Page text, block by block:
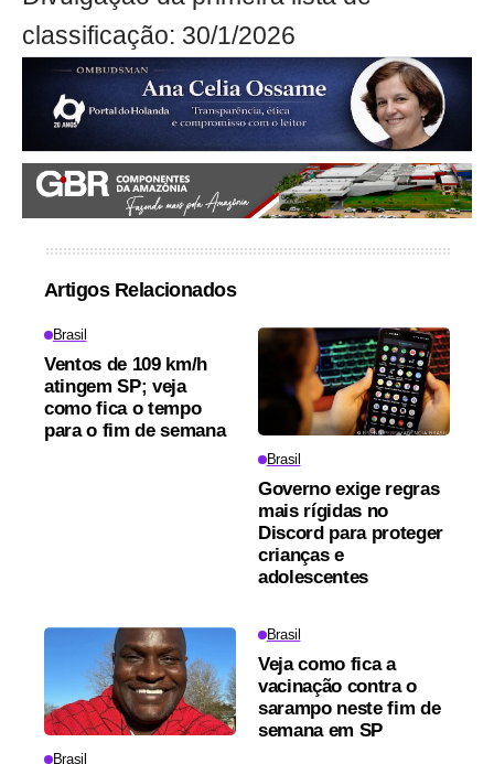
classificação: 30/1/2026
Artigos Relacionados
Brasil
Ventos de 109 km/h
atingem SP; veja
como fica o tempo
para o fim de semana
Brasil
Governo exige regras
mais rígidas no
Discord para proteger
crianças e
adolescentes
Brasil
Brasil
Veja como fica a
vacinação contra o
sarampo neste fim de
semana em SP